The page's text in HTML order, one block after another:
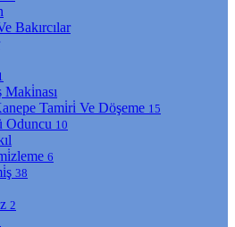
Bakırcılar
Tami̇ri̇ Ve Döşeme 15
Oduncu 10
6
38
2